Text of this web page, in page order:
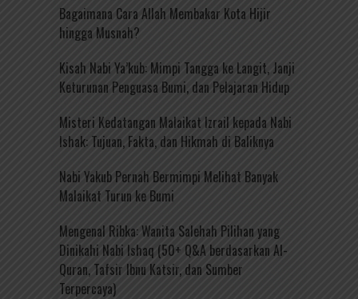
Bagaimana Cara Allah Membakar Kota Hijir
hingga Musnah?
Kisah Nabi Ya’kub: Mimpi Tangga ke Langit, Janji
Keturunan Penguasa Bumi, dan Pelajaran Hidup
Misteri Kedatangan Malaikat Izrail kepada Nabi
Ishak: Tujuan, Fakta, dan Hikmah di Baliknya
Nabi Yakub Pernah Bermimpi Melihat Banyak
Malaikat Turun ke Bumi
Mengenal Ribka: Wanita Salehah Pilihan yang
Dinikahi Nabi Ishaq (50+ Q&A berdasarkan Al-
Quran, Tafsir Ibnu Katsir, dan Sumber
Terpercaya)